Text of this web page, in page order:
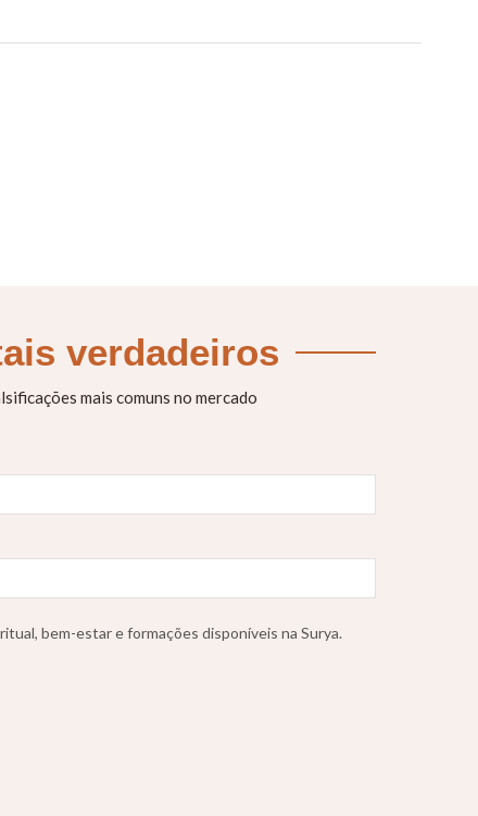
verdadeiros
mais comuns no mercado
bem-estar e formações disponíveis na Surya.